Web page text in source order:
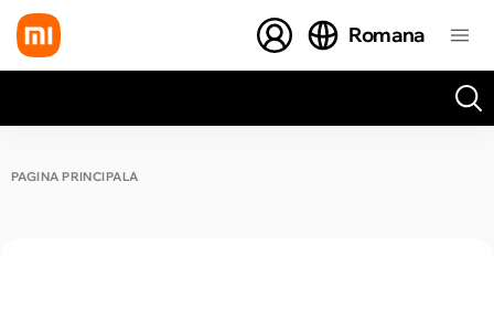
Romana
PAGINA PRINCIPALĂ